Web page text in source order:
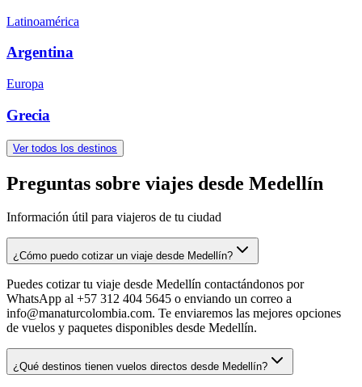
Latinoamérica
Argentina
Europa
Grecia
Ver todos los destinos
Preguntas sobre viajes desde Medellín
Información útil para viajeros de tu ciudad
¿Cómo puedo cotizar un viaje desde Medellín?
Puedes cotizar tu viaje desde Medellín contactándonos por
WhatsApp al +57 312 404 5645 o enviando un correo a
info@manaturcolombia.com. Te enviaremos las mejores opciones
de vuelos y paquetes disponibles desde Medellín.
¿Qué destinos tienen vuelos directos desde Medellín?